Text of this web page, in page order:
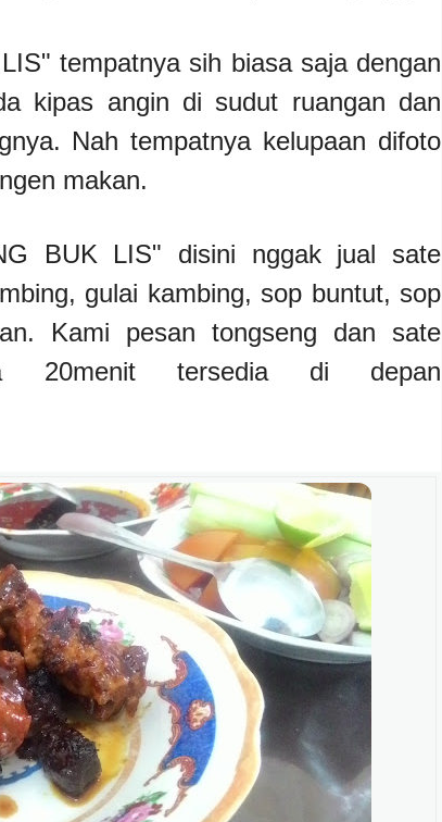
tempatnya sih biasa saja dengan
kipas angin di sudut ruangan dan
Nah tempatnya kelupaan difoto
makan.
BUK LIS" disini nggak jual sate
gulai kambing, sop buntut, sop
Kami pesan tongseng dan sate
20menit tersedia di depan